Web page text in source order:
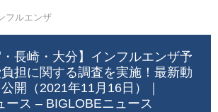
フルエンザ
・長崎・大分】インフルエンザ予
担に関する調査を実施！最新動
開（2021年11月16日）｜
ース – BIGLOBEニュース